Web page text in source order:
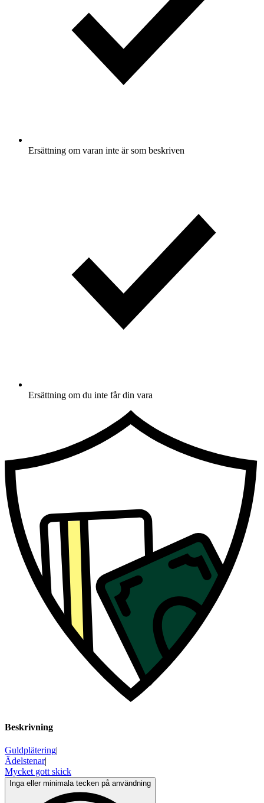
Ersättning om varan inte är som beskriven
Ersättning om du inte får din vara
Beskrivning
Guldplätering|
Ädelstenar|
Mycket gott skick
Inga eller minimala tecken på användning